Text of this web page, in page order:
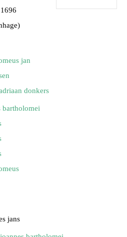
jan
donkers
bartholomei
jans